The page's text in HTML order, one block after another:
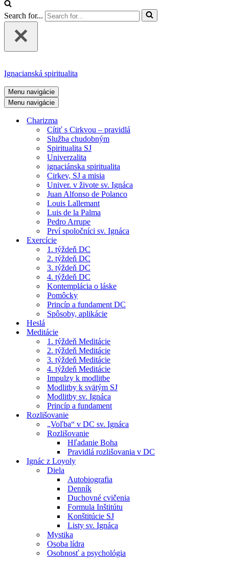
Search for...
Ignacianská spiritualita
Menu navigácie
Menu navigácie
Charizma
Cítiť s Cirkvou – pravidlá
Služba chudobným
Spiritualita SJ
Univerzalita
ignaciánska spiritualita
Cirkev, SJ a misia
Univer. v živote sv. Ignáca
Juan Alfonso de Polanco
Louis Lallemant
Luis de la Palma
Pedro Arrupe
Prví spoločníci sv. Ignáca
Exercície
1. týždeň DC
2. týždeň DC
3. týždeň DC
4. týždeň DC
Kontemplácia o láske
Pomôcky
Princíp a fundament DC
Spôsoby, aplikácie
Heslá
Meditácie
1. týždeň Meditácie
2. týždeň Meditácie
3. týždeň Meditácie
4. týždeň Meditácie
Impulzy k modlitbe
Modlitby k svätým SJ
Modlitby sv. Ignáca
Princíp a fundament
Rozlišovanie
„Voľba“ v DC sv. Ignáca
Rozlišovanie
Hľadanie Boha
Pravidlá rozlišovania v DC
Ignác z Loyoly
Diela
Autobiografia
Denník
Duchovné cvičenia
Formula Inštitútu
Konštitúcie SJ
Listy sv. Ignáca
Mystika
Osoba lídra
Osobnosť a psychológia